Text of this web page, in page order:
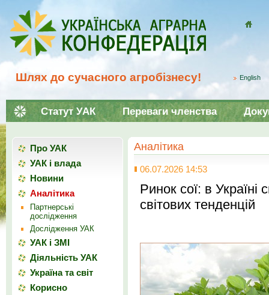
Шлях до сучасного агробізнесу! English
Статут УАК Переваги членства
Аналітика
06.07.2026 14:53
Ринок сої: в Україні
світових тенденцій
Про УАК
УАК і влада
Новини
Аналітика
Партнерські
дослідження
Дослідження УАК
УАК і ЗМІ
Діяльність УАК
Україна та світ
Корисно